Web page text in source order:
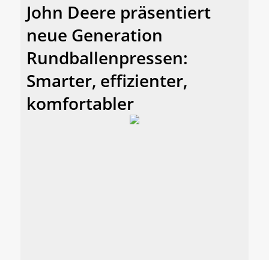
John Deere präsentiert
neue Generation
Rundballenpressen:
Smarter, effizienter,
komfortabler